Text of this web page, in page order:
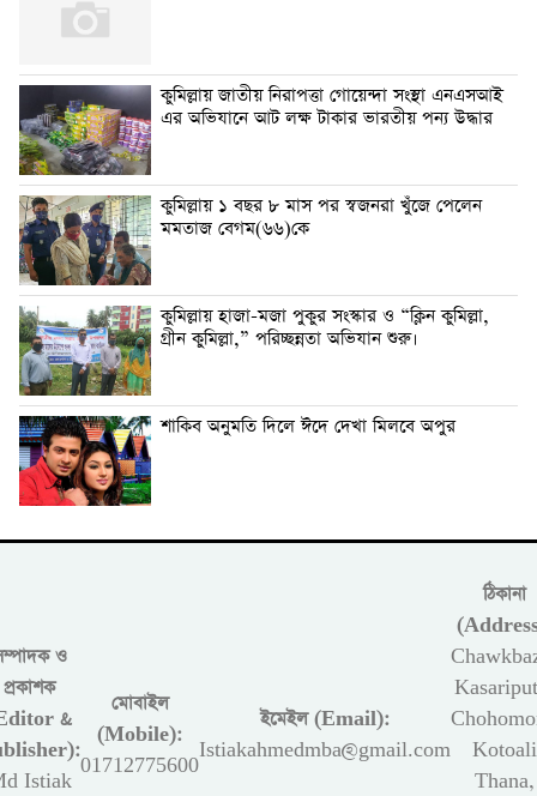
কুমিল্লায় জাতীয় নিরাপত্তা গোয়েন্দা সংস্থা এনএসআই
এর অভিযানে আট লক্ষ টাকার ভারতীয় পন্য উদ্ধার
কুমিল্লায় ১ বছর ৮ মাস পর স্বজনরা খুঁজে পেলেন
মমতাজ বেগম(৬৬)কে
কুমিল্লায় হাজা-মজা পুকুর সংস্কার ও “ক্লিন কুমিল্লা,
গ্রীন কুমিল্লা,” পরিচ্ছন্নতা অভিযান শুরু।
শাকিব অনুমতি দিলে ঈদে দেখা মিলবে অপুর
ও
প্রকাশক
&
Istiak
মোবাইল
(Mobile):
01712775600
ইমেইল (Email):
Istiakahmedmba@gmail.com
ঠিকানা
Kotoali
Thana,